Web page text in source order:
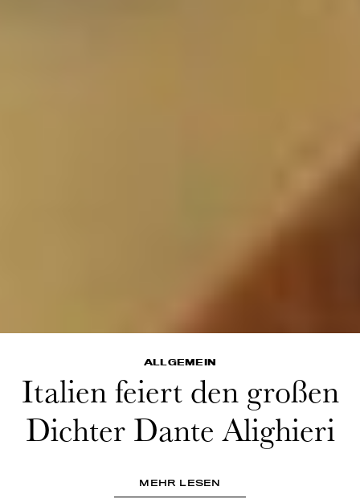
ALLGEMEIN
Italien feiert den großen
Dichter Dante Alighieri
MEHR LESEN